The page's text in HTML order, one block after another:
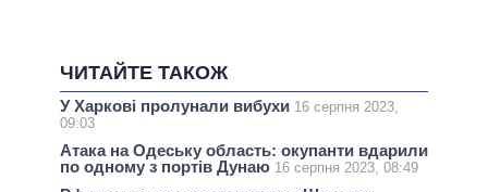
ЧИТАЙТЕ ТАКОЖ
У Харкові пролунали вибухи 16 серпня 2023,
09:03
Атака на Одеську область: окупанти вдарили
по одному з портів Дунаю 16 серпня 2023, 08:49